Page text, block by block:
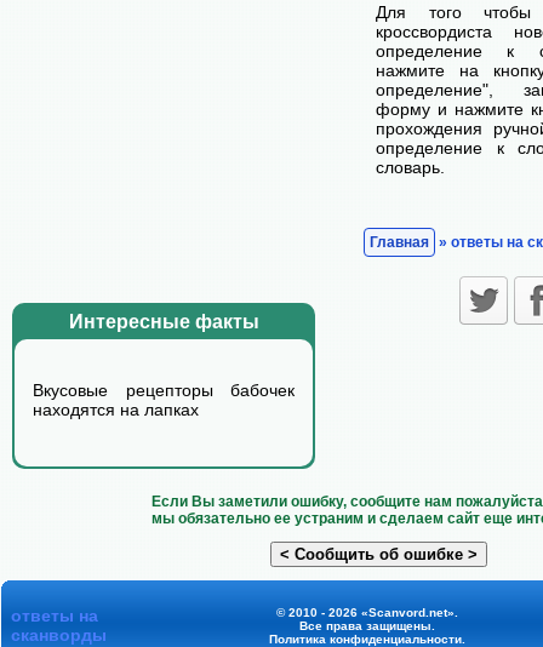
Интересные факты
Вкусовые рецепторы бабочек
находятся на лапках
Для того чтобы
кроссвордиста
определение к
нажмите на
определение",
форму и нажмите
прохождения
определение к
словарь.
Главная » ответы на
Если Вы заметили ошибку, сообщите нам
мы обязательно ее устраним и сделаем сайт еще
ответы на
сканворды
© 2010 - 2026 «Scanvord.net».
Все права защищены.
Политика конфиденциальности.